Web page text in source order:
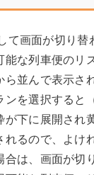
て画面が切り替
な列車便のリ
ら並んで表示さ
ンを選択すると
が下に展開され
るので、よけ
合は、画面が切